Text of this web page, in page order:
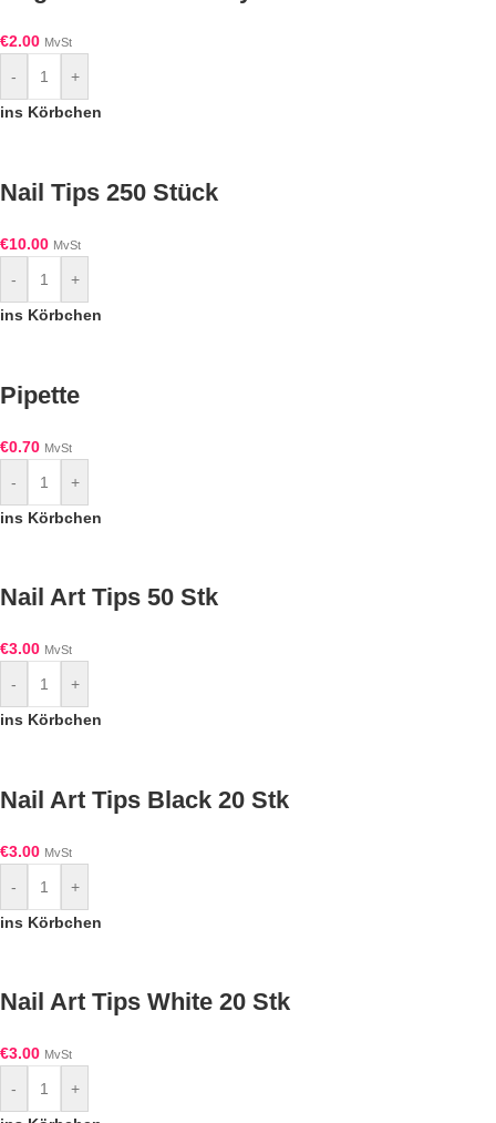
€2.00 MvSt
-
+
ins Körbchen
Nail Tips 250 Stück
€10.00 MvSt
-
+
ins Körbchen
Pipette
€0.70 MvSt
-
+
ins Körbchen
Nail Art Tips 50 Stk
€3.00 MvSt
-
+
ins Körbchen
Nail Art Tips Black 20 Stk
€3.00 MvSt
-
+
ins Körbchen
Nail Art Tips White 20 Stk
€3.00 MvSt
-
+